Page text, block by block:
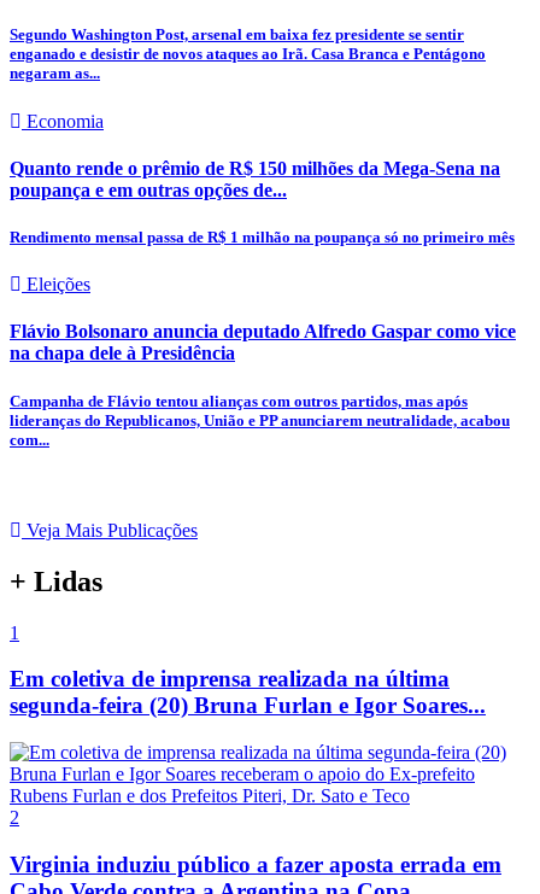
Segundo Washington Post, arsenal em baixa fez presidente se sentir
enganado e desistir de novos ataques ao Irã. Casa Branca e Pentágono
negaram as...
Economia
Quanto rende o prêmio de R$ 150 milhões da Mega-Sena na
poupança e em outras opções de...
Rendimento mensal passa de R$ 1 milhão na poupança só no primeiro mês
Eleições
Flávio Bolsonaro anuncia deputado Alfredo Gaspar como vice
na chapa dele à Presidência
Campanha de Flávio tentou alianças com outros partidos, mas após
lideranças do Republicanos, União e PP anunciarem neutralidade, acabou
com...
Veja Mais Publicações
+ Lidas
1
Em coletiva de imprensa realizada na última
segunda-feira (20) Bruna Furlan e Igor Soares...
2
Virginia induziu público a fazer aposta errada em